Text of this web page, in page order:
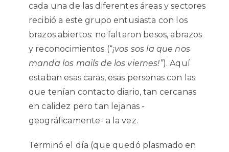
cada una de las diferentes áreas y sectores
recibió a este grupo entusiasta con los
brazos abiertos: no faltaron besos, abrazos
y reconocimientos (“¡vos sos la que nos
manda los mails de los viernes!”). Aquí
estaban esas caras, esas personas con las
que tenían contacto diario, tan cercanas
en calidez pero tan lejanas -
geográficamente- a la vez.
Terminó el día (que quedó plasmado en